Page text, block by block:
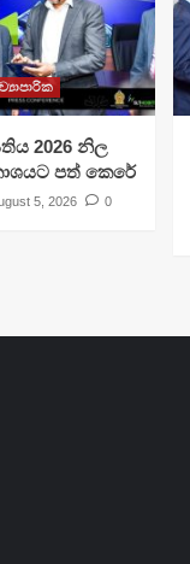
2026 නිල
පත් කෙරේ
5, 2026 0